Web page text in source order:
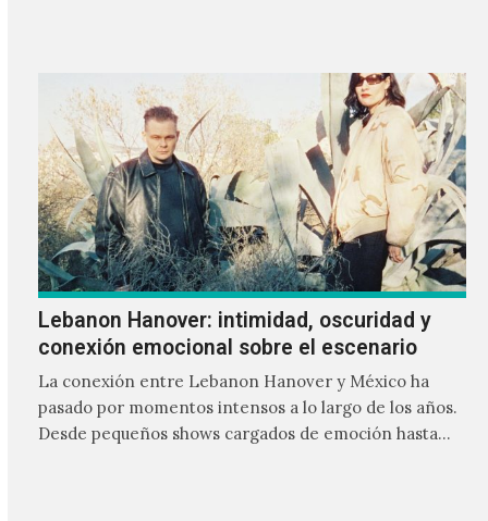
Lebanon Hanover: intimidad, oscuridad y
conexión emocional sobre el escenario
La conexión entre Lebanon Hanover y México ha
pasado por momentos intensos a lo largo de los años.
Desde pequeños shows cargados de emoción hasta